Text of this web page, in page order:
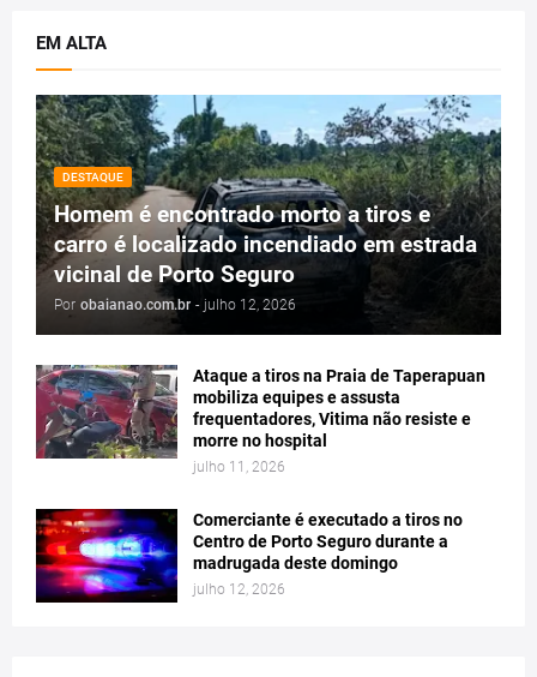
EM ALTA
DESTAQUE
Homem é encontrado morto a tiros e
carro é localizado incendiado em estrada
vicinal de Porto Seguro
Por obaianao.com.br - julho 12, 2026
Ataque a tiros na Praia de Taperapuan
mobiliza equipes e assusta
frequentadores, Vitima não resiste e
morre no hospital
julho 11, 2026
Comerciante é executado a tiros no
Centro de Porto Seguro durante a
madrugada deste domingo
julho 12, 2026